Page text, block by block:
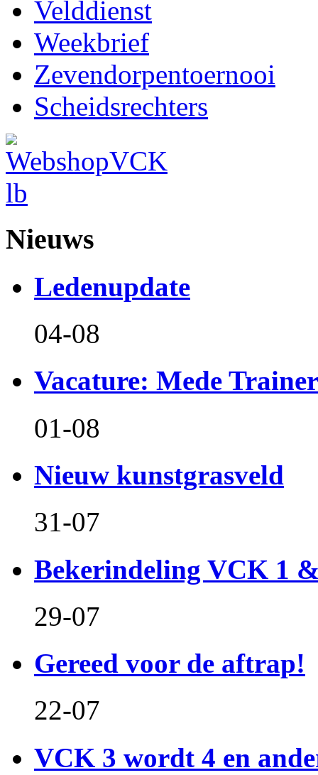
Velddienst
Weekbrief
Zevendorpentoernooi
Scheidsrechters
Nieuws
Ledenupdate
04-08
Vacature: Mede
01-08
Nieuw kunstgrasveld
31-07
Bekerindeling VCK 1
29-07
Gereed voor de aftrap!
22-07
VCK 3 wordt 4 en